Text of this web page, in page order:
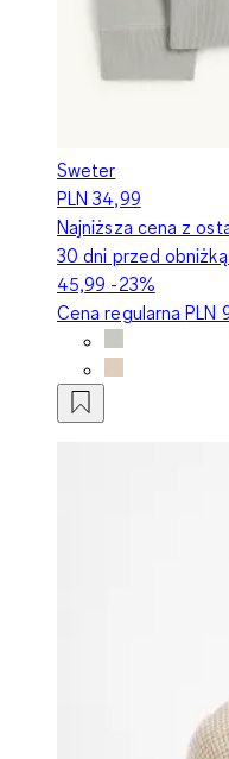
Sweter
PLN 34,99
Najniższa cena z
30 dni przed
45,99 -23%
Cena regularnaPLN